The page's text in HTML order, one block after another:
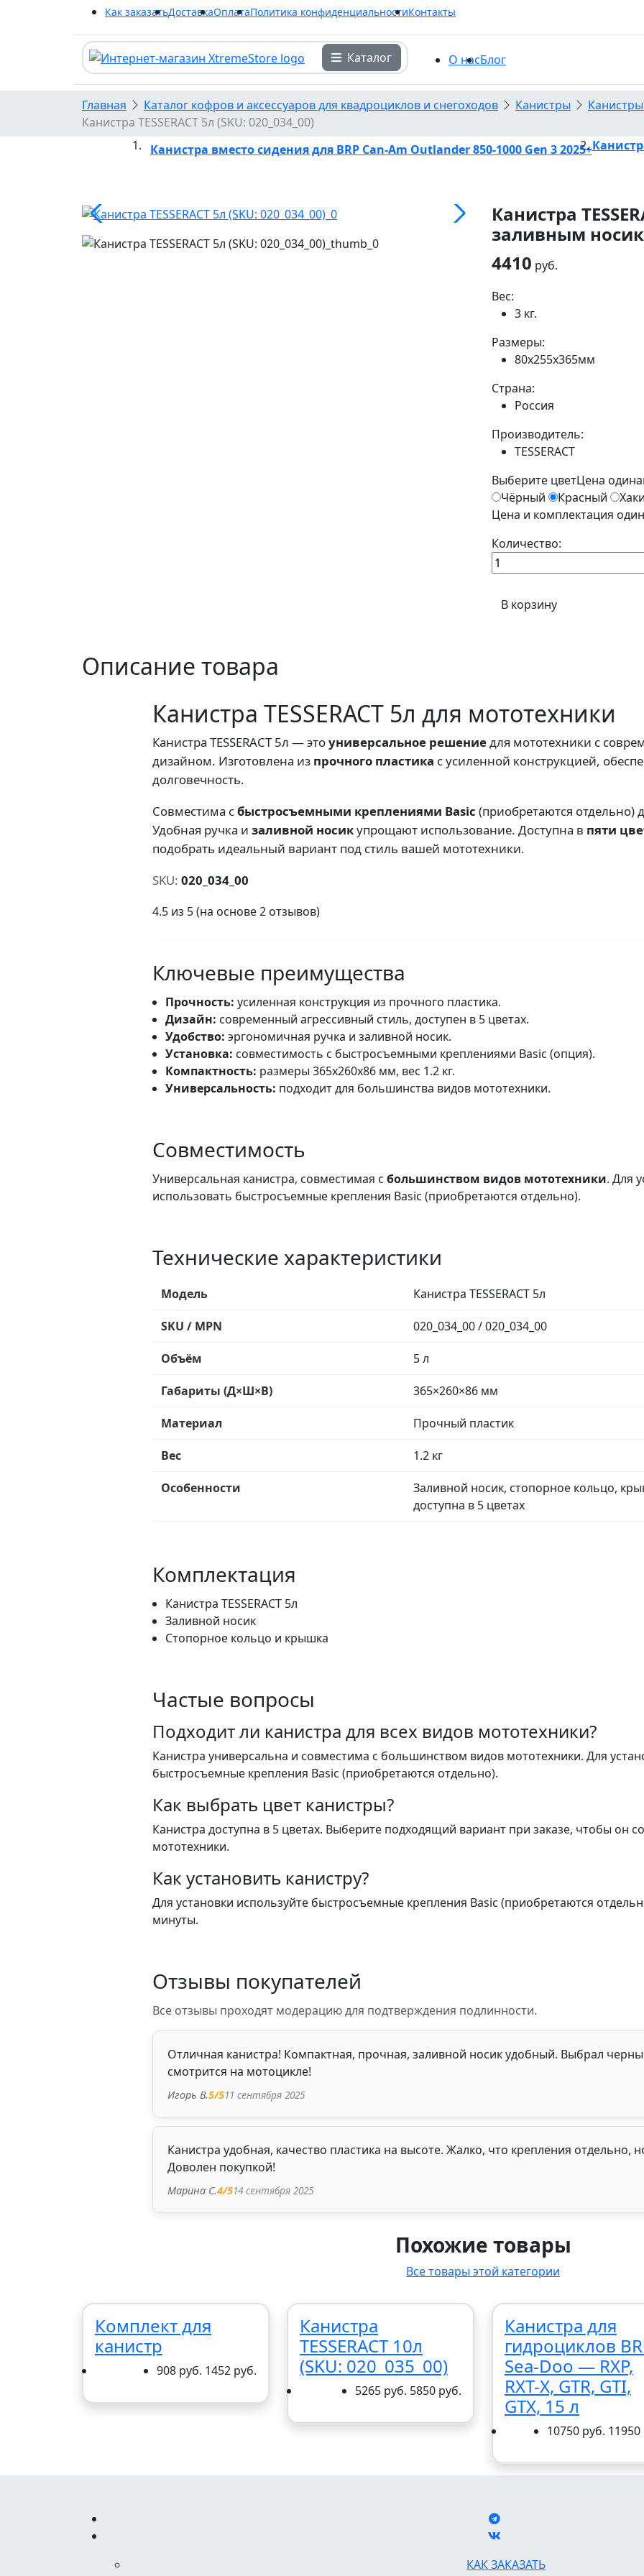
Как заказатьДоставкаОплатаПолитика конфиденциальностиКонтакты
Каталог О насБлог
Главная Каталог кофров и аксессуаров для квадроциклов и снегоходов Канистры
Канистра TESSERACT 5л (SKU: 020_034_00)
Канистра вместо сидения для BRP Can-Am Outlander 850-1000 Gen 3 2025+
Канистра
заливным
4410 руб.
Вес:
3 кг.
Размеры:
80x255x365мм
Страна:
Россия
Производитель:
TESSERACT
Выберите цветЦена
Чёрный
Красный
Цена и комплектация
Количество:
В корзину
Описание товара
Канистра TESSERACT 5л для мототехники
Канистра TESSERACT 5л — этоуниверсальное решениедля мототехники с
дизайном. Изготовлена из прочного пластика с усиленной конструкцией,
долговечность.
Совместима сбыстросъемными креплениями Basic (приобретаются отдельно)
Удобная ручка и заливной носикупрощают использование. Доступна в пяти
подобрать идеальный вариант под стиль вашей мототехники.
SKU: 020_034_00
4.5 из 5 (на основе 2 отзывов)
Ключевые преимущества
Прочность: усиленная конструкция из прочного пластика.
Дизайн: современный агрессивный стиль, доступен в 5 цветах.
Удобство: эргономичная ручка и заливной носик.
Установка: совместимость с быстросъемными креплениями Basic (опция).
Компактность: размеры 365x260x86 мм, вес 1.2 кг.
Универсальность: подходит для большинства видов мототехники.
Совместимость
Универсальная канистра, совместимая с большинством видов мототехники. Для
использовать быстросъемные крепления Basic (приобретаются отдельно).
Технические характеристики
Модель Канистра TESSERACT 5л
SKU / MPN 020_034_00 / 020_034_00
Объём 5 л
Габариты (Д×Ш×В) 365×260×86 мм
Материал Прочный пластик
Вес 1.2 кг
Особенности
Заливной носик, стопорное кольцо,
доступна в 5 цветах
Комплектация
Канистра TESSERACT 5л
Заливной носик
Стопорное кольцо и крышка
Частые вопросы
Подходит ли канистра для всех видов мототехники?
Канистра универсальна и совместима с большинством видов мототехники. Для
быстросъемные крепления Basic (приобретаются отдельно).
Как выбрать цвет канистры?
Канистра доступна в 5 цветах. Выберите подходящий вариант при заказе, чтобы он
мототехники.
Как установить канистру?
Для установки используйте быстросъемные крепления Basic (приобретаются
минуты.
Отзывы покупателей
Все отзывы проходят модерацию для подтверждения подлинности.
Отличная канистра! Компактная, прочная, заливной носик удобный. Выбрал
смотрится на мотоцикле!
Игорь В.5/511 сентября 2025
Канистра удобная, качество пластика на высоте. Жалко, что крепления отдельно,
Доволен покупкой!
Марина С.4/514 сентября 2025
Похожие товары
Все товары этой категории
Комплект для
канистр
908 руб. 1452 руб.
Канистра
TESSERACT 10л
(SKU: 020_035_00)
5265 руб. 5850 руб.
Канистра для
гидроциклов
Sea-Doo — RXP,
RXT-X, GTR, GTI,
GTX, 15 л
10750 руб. 11950
КАК ЗАКАЗАТЬ